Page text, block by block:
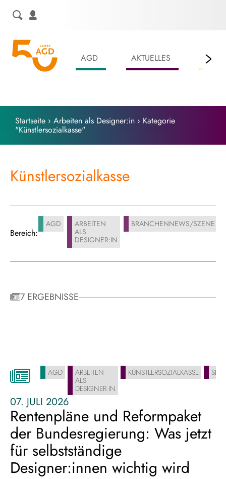
AGD AKTUELLES
Startseite › Arbeiten als Designer:in › Kategorie
"Künstlersozialkasse"
Künstlersozialkasse
Bereich:
AGD
ARBEITEN
ALS
DESIGNER:IN
BRANCHENNEWS/SZENE
7 ERGEBNISSE
07. JULI 2026
Rentenpläne und Reformpaket
der Bundesregierung: Was jetzt
für selbstständige
Designer:innen wichtig wird
AGD
ARBEITEN
ALS
DESIGNER:IN
KÜNSTLERSOZIALKASSE